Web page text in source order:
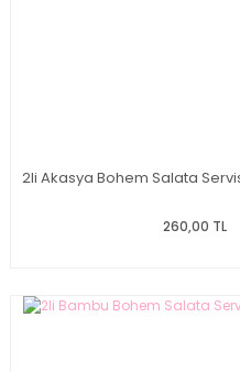
2li Akasya Bohem Salata
260,00 TL